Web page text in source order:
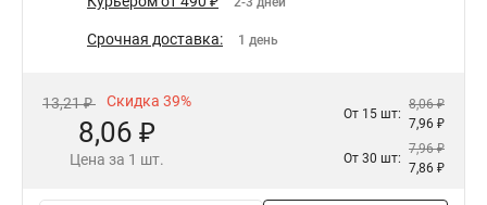
Срочная доставка: 1 день
13,21 ₽ Скидка 39%
8,06 ₽
Цена за 1 шт.
От 15 шт:
8,06 ₽
7,96 ₽
От 30 шт:
7,96 ₽
7,86 ₽